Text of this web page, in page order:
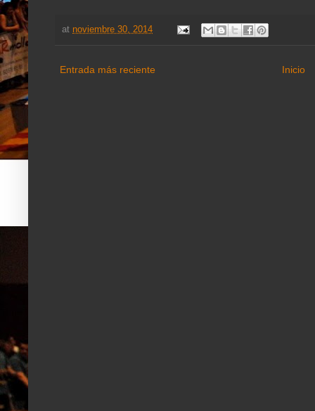
at noviembre 30, 2014
Entrada más reciente Inicio